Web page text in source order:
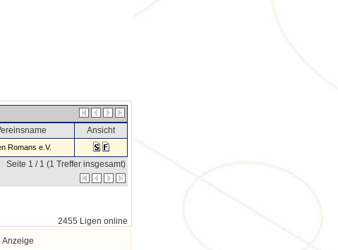
Ansicht
Romans e.V.
Seite 1 / 1 (1 Treffer insgesamt)
2455 Ligen online
Anzeige